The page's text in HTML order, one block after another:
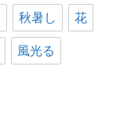
秋暑し 花
風光る